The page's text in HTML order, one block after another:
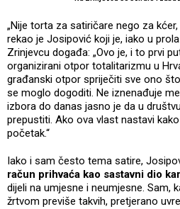
„Nije torta za satiričare nego za
rekao je Josipović koji je, iako u
Zrinjevcu događa: „Ovo je, i to prvi
organizirani otpor totalitarizmu u
građanski otpor spriječiti sve ono
se moglo dogoditi. Ne iznenađuje
izbora do danas jasno je da u
prepustiti. Ako ova vlast nastavi
početak.“
Iako i sam često tema satire,
račun prihvaća kao sastavni dio
dijeli na umjesne i neumjesne. Sam,
žrtvom previše takvih, pretjerano